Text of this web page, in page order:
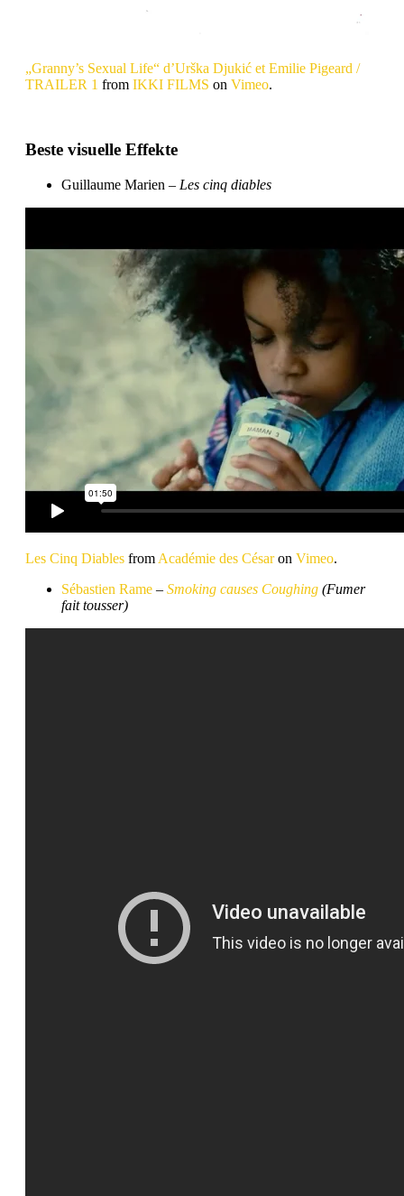
„Granny’s Sexual Life“ d’Urška Djukić et Emilie Pigeard /
TRAILER 1 from IKKI FILMS on Vimeo.
Beste visuelle Effekte
Guillaume Marien – Les cinq diables
Les Cinq Diables from Académie des Césaron Vimeo.
Sébastien Rame – Smoking causes Coughing (Fumer
fait tousser)